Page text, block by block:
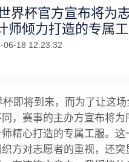
界杯官方宣布将为
师倾力打造的专属
06-18 12:23:32
杯即将到来，而为了让这
，赛事的主办方宣布将
精心打造的专属工服。
方对志愿者的重视，还